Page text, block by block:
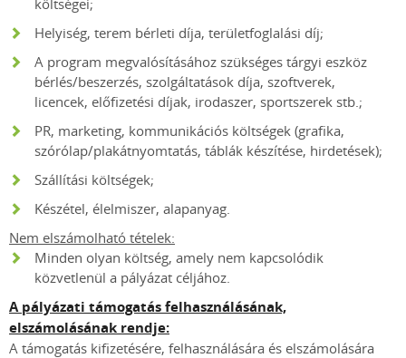
költségei;
Helyiség, terem bérleti díja, területfoglalási díj;
A program megvalósításához szükséges tárgyi eszköz
bérlés/beszerzés, szolgáltatások díja, szoftverek,
licencek, előfizetési díjak, irodaszer, sportszerek stb.;
PR, marketing, kommunikációs költségek (grafika,
szórólap/plakátnyomtatás, táblák készítése, hirdetések);
Szállítási költségek;
Készétel, élelmiszer, alapanyag.
Nem elszámolható tételek:
Minden olyan költség, amely nem kapcsolódik
közvetlenül a pályázat céljához.
A pályázati támogatás felhasználásának,
elszámolásának rendje:
A támogatás kifizetésére, felhasználására és elszámolására